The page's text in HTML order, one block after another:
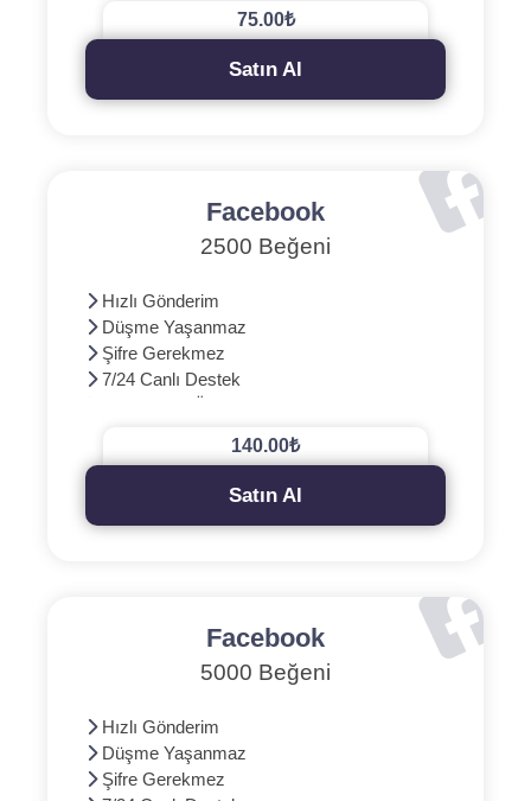
75.00₺
Satın Al
Facebook
2500 Beğeni
Hızlı Gönderim
Düşme Yaşanmaz
Şifre Gerekmez
7/24 Canlı Destek
140.00₺
Satın Al
Facebook
5000 Beğeni
Hızlı Gönderim
Düşme Yaşanmaz
Şifre Gerekmez